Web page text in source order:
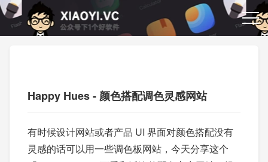
Happy Hues - 颜色搭配调色灵感网站
有时候设计网站或者产品 UI 界面对颜色搭配没有
灵感的话可以用一些调色板网站，今天分享这个